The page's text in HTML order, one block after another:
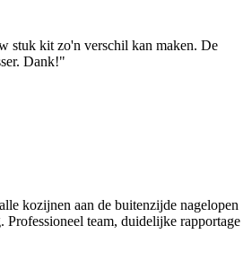
stuk kit zo'n verschil kan maken. De
Dank!"
kozijnen aan de buitenzijde nagelopen
Professioneel team, duidelijke rapportage